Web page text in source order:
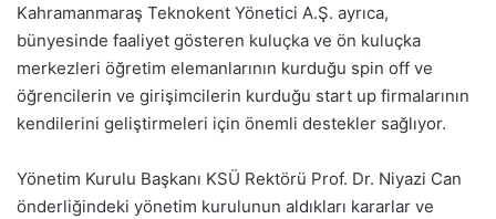
Kahramanmaraş Teknokent Yönetici A.Ş. ayrıca,
bünyesinde faaliyet gösteren kuluçka ve ön kuluçka
merkezleri öğretim elemanlarının kurduğu spin off ve
öğrencilerin ve girişimcilerin kurduğu start up firmalarının
kendilerini geliştirmeleri için önemli destekler sağlıyor.
Yönetim Kurulu Başkanı KSÜ Rektörü Prof. Dr. Niyazi Can
önderliğindeki yönetim kurulunun aldıkları kararlar ve